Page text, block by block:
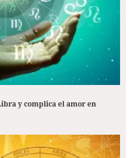
y complica el amor en